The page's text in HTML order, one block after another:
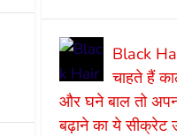
Black
चाहते हैं
और घने बाल तो
बढ़ाने का ये सीक्रेट